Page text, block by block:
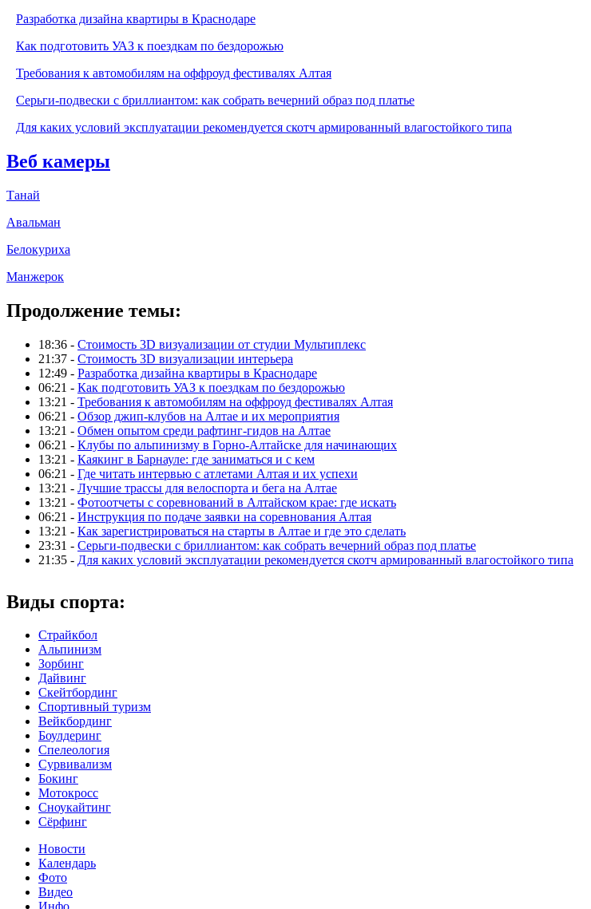
Разработка дизайна квартиры в Краснодаре
Как подготовить УАЗ к поездкам по бездорожью
Требования к автомобилям на оффроуд фестивалях Алтая
Серьги-подвески с бриллиантом: как собрать вечерний образ под платье
Для каких условий эксплуатации рекомендуется скотч армированный влагостойкого типа
Веб камеры
Танай
Авальман
Белокуриха
Манжерок
Продолжение темы:
18:36 - Стоимость 3D визуализации от студии Мультиплекс
21:37 - Стоимость 3D визуализации интерьера
12:49 - Разработка дизайна квартиры в Краснодаре
06:21 - Как подготовить УАЗ к поездкам по бездорожью
13:21 - Требования к автомобилям на оффроуд фестивалях Алтая
06:21 - Обзор джип-клубов на Алтае и их мероприятия
13:21 - Обмен опытом среди рафтинг-гидов на Алтае
06:21 - Клубы по альпинизму в Горно-Алтайске для начинающих
13:21 - Каякинг в Барнауле: где заниматься и с кем
06:21 - Где читать интервью с атлетами Алтая и их успехи
13:21 - Лучшие трассы для велоспорта и бега на Алтае
13:21 - Фотоотчеты с соревнований в Алтайском крае: где искать
06:21 - Инструкция по подаче заявки на соревнования Алтая
13:21 - Как зарегистрироваться на старты в Алтае и где это сделать
23:31 - Серьги-подвески с бриллиантом: как собрать вечерний образ под платье
21:35 - Для каких условий эксплуатации рекомендуется скотч армированный влагостойкого типа
Виды спорта:
Страйкбол
Альпинизм
Зорбинг
Дайвинг
Скейтбординг
Спортивный туризм‎
Вейкбординг
Боулдеринг
Спелеология
Сурвивализм
Бокинг
Мотокросс
Сноукайтинг
Сёрфинг
Новости
Календарь
Фото
Видео